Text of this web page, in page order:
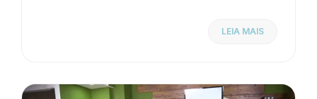
LEIA MAIS